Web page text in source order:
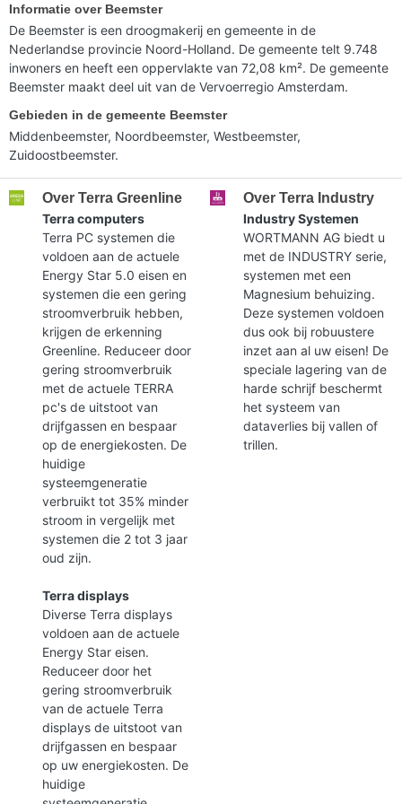
Informatie over Beemster
De Beemster is een droogmakerij en gemeente in de
Nederlandse provincie Noord-Holland. De gemeente telt 9.748
inwoners en heeft een oppervlakte van 72,08 km². De gemeente
Beemster maakt deel uit van de Vervoerregio Amsterdam.
Gebieden in de gemeente Beemster
Middenbeemster, Noordbeemster, Westbeemster,
Zuidoostbeemster.
Over Terra Greenline
Terra computers
Terra PC systemen die
voldoen aan de actuele
Energy Star 5.0 eisen en
systemen die een gering
stroomverbruik hebben,
krijgen de erkenning
Greenline. Reduceer door
gering stroomverbruik
met de actuele TERRA
pc's de uitstoot van
drijfgassen en bespaar
op de energiekosten. De
huidige
systeemgeneratie
verbruikt tot 35% minder
stroom in vergelijk met
systemen die 2 tot 3 jaar
oud zijn.
Terra displays
Diverse Terra displays
voldoen aan de actuele
Energy Star eisen.
Reduceer door het
gering stroomverbruik
van de actuele Terra
displays de uitstoot van
drijfgassen en bespaar
op uw energiekosten. De
huidige
Over Terra Industry
Industry Systemen
WORTMANN AG biedt u
met de INDUSTRY serie,
systemen met een
Magnesium behuizing.
Deze systemen voldoen
dus ook bij robuustere
inzet aan al uw eisen! De
speciale lagering van de
harde schrijf beschermt
het systeem van
dataverlies bij vallen of
trillen.